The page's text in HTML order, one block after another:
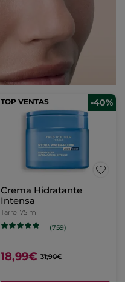
TOP VENTAS -40%
Crema Hidratante
Intensa
Tarro 75 ml
(759)
18,99€ 31,90€